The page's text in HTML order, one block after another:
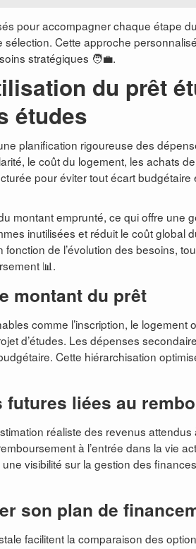
pour accompagner chaque étape
Cette approche
stratégiques 🧑‍💼.
du prêt
études
planification rigoureuse des
le coût du logement, les achats
pour éviter tout écart budgétaire
montant emprunté, ce qui offre une
inutilisées et réduit le coût global
de l’évolution des besoins,
📊.
montant du prêt
comme l’inscription, le logement
d’études. Les dépenses
Cette hiérarchisation
liées au
réaliste des revenus
à l’entrée dans la vie
visibilité sur la gestion des
son plan de
facilitent la comparaison des